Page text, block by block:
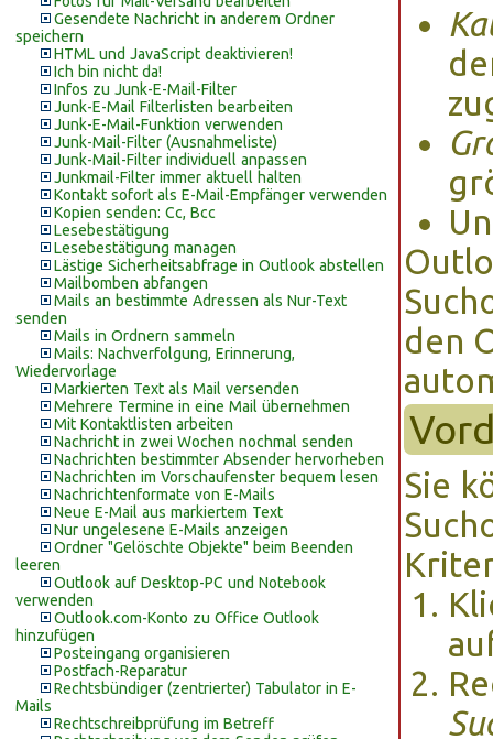
Gesendete Nachricht in anderem Ordner
speichern
HTML und JavaScript deaktivieren!
Ich bin nicht da!
Infos zu Junk-E-Mail-Filter
Junk-E-Mail Filterlisten bearbeiten
Junk-E-Mail-Funktion verwenden
Junk-Mail-Filter (Ausnahmeliste)
Junk-Mail-Filter individuell anpassen
Junkmail-Filter immer aktuell halten
Kontakt sofort als E-Mail-Empfänger verwenden
Kopien senden: Cc, Bcc
Lesebestätigung
Lesebestätigung managen
Lästige Sicherheitsabfrage in Outlook abstellen
Mailbomben abfangen
Mails an bestimmte Adressen als Nur-Text
senden
Mails in Ordnern sammeln
Mails: Nachverfolgung, Erinnerung,
Wiedervorlage
Markierten Text als Mail versenden
Mehrere Termine in eine Mail übernehmen
Mit Kontaktlisten arbeiten
Nachricht in zwei Wochen nochmal senden
Nachrichten bestimmter Absender hervorheben
Nachrichten im Vorschaufenster bequem lesen
Nachrichtenformate von E-Mails
Neue E-Mail aus markiertem Text
Nur ungelesene E-Mails anzeigen
Ordner "Gelöschte Objekte" beim Beenden
leeren
Outlook auf Desktop-PC und Notebook
verwenden
Outlook.com-Konto zu Office Outlook
hinzufügen
Posteingang organisieren
Postfach-Reparatur
Rechtsbündiger (zentrierter) Tabulator in E-
Mails
Rechtschreibprüfung im Betreff
den
Sie